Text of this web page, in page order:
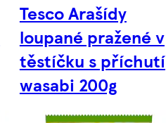
Tesco Arašídy
loupané pražené v
těstíčku s příchutí
wasabi 200g